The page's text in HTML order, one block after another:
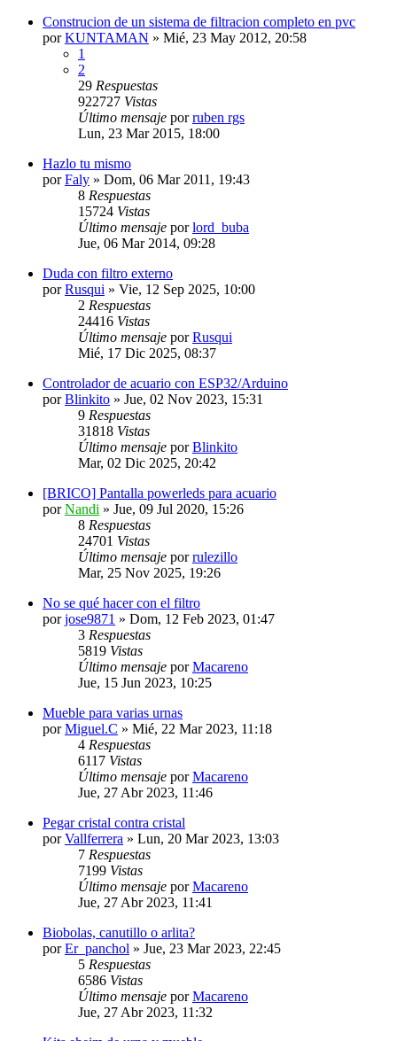
Construcion de un sistema de filtracion completo en pvc
porKUNTAMAN » Mié, 23 May 2012, 20:58
1
2
29 Respuestas
922727 Vistas
Último mensaje porruben rgs
Lun, 23 Mar 2015, 18:00
Hazlo tu mismo
porFaly » Dom, 06 Mar 2011, 19:43
8 Respuestas
15724 Vistas
Último mensaje porlord_buba
Jue, 06 Mar 2014, 09:28
Duda con filtro externo
porRusqui » Vie, 12 Sep 2025, 10:00
2 Respuestas
24416 Vistas
Último mensaje porRusqui
Mié, 17 Dic 2025, 08:37
Controlador de acuario con ESP32/Arduino
porBlinkito » Jue, 02 Nov 2023, 15:31
9 Respuestas
31818 Vistas
Último mensaje porBlinkito
Mar, 02 Dic 2025, 20:42
[BRICO] Pantalla powerleds para acuario
porNandi » Jue, 09 Jul 2020, 15:26
8 Respuestas
24701 Vistas
Último mensaje porrulezillo
Mar, 25 Nov 2025, 19:26
No se qué hacer con el filtro
porjose9871 » Dom, 12 Feb 2023, 01:47
3 Respuestas
5819 Vistas
Último mensaje porMacareno
Jue, 15 Jun 2023, 10:25
Mueble para varias urnas
porMiguel.C » Mié, 22 Mar 2023, 11:18
4 Respuestas
6117 Vistas
Último mensaje porMacareno
Jue, 27 Abr 2023, 11:46
Pegar cristal contra cristal
porVallferrera » Lun, 20 Mar 2023, 13:03
7 Respuestas
7199 Vistas
Último mensaje porMacareno
Jue, 27 Abr 2023, 11:41
Biobolas, canutillo o arlita?
porEr_panchol » Jue, 23 Mar 2023, 22:45
5 Respuestas
6586 Vistas
Último mensaje porMacareno
Jue, 27 Abr 2023, 11:32